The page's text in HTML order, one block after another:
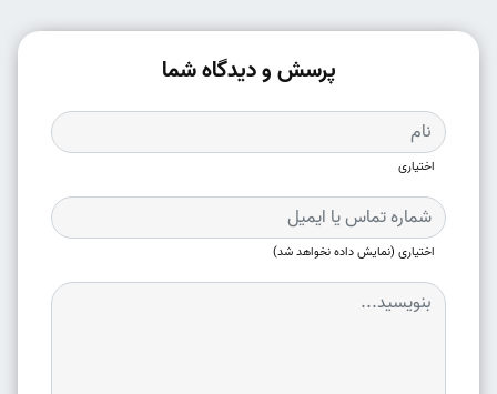
پرسش و دیدگاه شما
اختیاری
اختیاری (نمایش داده نخواهد شد)